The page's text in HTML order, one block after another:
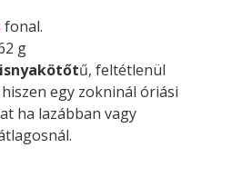
fonal.
g
ű, feltétlenül
egy zokninál óriási
ha lazábban vagy